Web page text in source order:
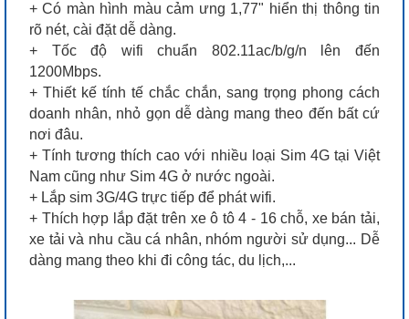
+ Có màn hình màu cảm ưng 1,77" hiển thị thông tin
rõ nét, cài đặt dễ dàng.
+ Tốc độ wifi chuẩn 802.11ac/b/g/n lên đến
1200Mbps.
+ Thiết kế tính tế chắc chắn, sang trọng phong cách
doanh nhân, nhỏ gọn dễ dàng mang theo đến bất cứ
nơi đâu.
+ Tính tương thích cao với nhiều loại Sim 4G tại Việt
Nam cũng như Sim 4G ở nước ngoài.
+ Lắp sim 3G/4G trực tiếp để phát wifi.
+ Thích hợp lắp đặt trên xe ô tô 4 - 16 chỗ, xe bán tải,
xe tải và nhu cầu cá nhân, nhóm người sử dụng... Dễ
dàng mang theo khi đi công tác, du lịch,...